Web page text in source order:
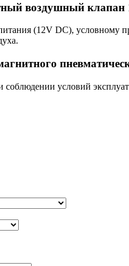
воздушный клапан
(12V DC), условному
условий